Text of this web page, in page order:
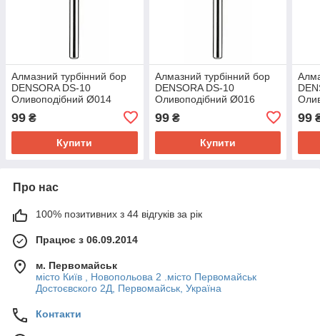
Алмазний турбінний бор
DENSORA DS-10
Оливоподібний Ø014
99 ₴
Купити
Алмазний турбінний бор
DENSORA DS-10
Оливоподібний Ø016
99₴
Купити
99
Про нас
100% позитивних з 44 відгуків за рік
Працює з 06.09.2014
м. Первомайськ
місто Київ , Новопольова 2 .місто Первомайськ
Достоєвского 2Д, Первомайськ, Україна
Контакти